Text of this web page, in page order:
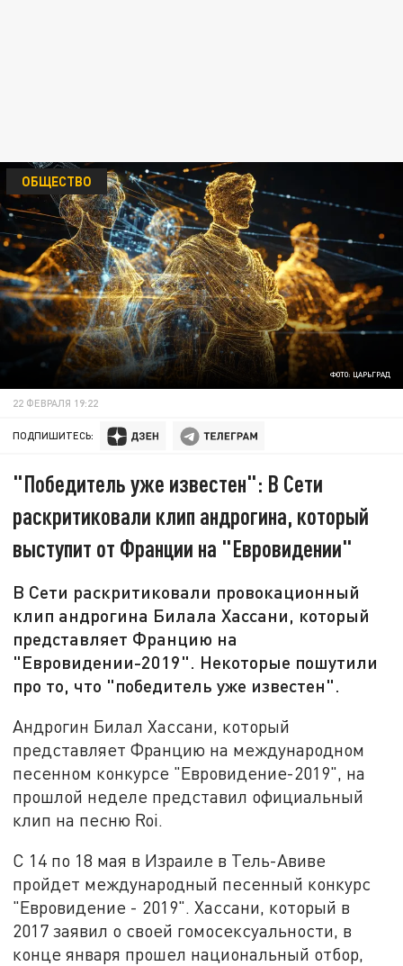
ФОТО: ЦАРЬГРАД
ОБЩЕСТВО
22 ФЕВРАЛЯ 19:22
ПОДПИШИТЕСЬ:
"Победитель уже известен": В Сети
раскритиковали клип андрогина, который
выступит от Франции на "Евровидении"
В Сети раскритиковали провокационный
клип андрогина Билала Хассани, который
представляет Францию на
"Евровидении-2019". Некоторые пошутили
про то, что "победитель уже известен".
Андрогин Билал Хассани, который
представляет Францию на международном
песенном конкурсе "Евровидение-2019", на
прошлой неделе представил официальный
клип на песню Roi.
С 14 по 18 мая в Израиле в Тель-Авиве
пройдет международный песенный конкурс
"Евровидение - 2019". Хассани, который в
2017 заявил о своей гомосексуальности, в
конце января прошел национальный отбор,